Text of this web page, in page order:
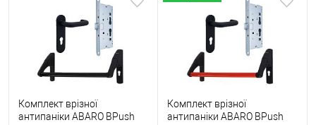
Комплект врізної
антипаніки ABARO BPush
Комплект врізної
антипаніки ABARO BPush